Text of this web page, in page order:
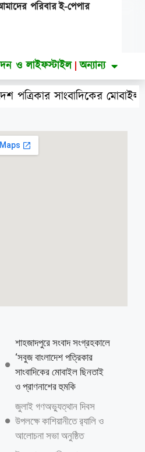
পরিবারই-পেপার
ও লাইফস্টাইল অন্যান্য
সাংবাদিকের মোবাইল
শাহজাদপুরে সংবাদ সংগ্রহকালে
‘সবুজ বাংলাদেশ পত্রিকার
সাংবাদিকের মোবাইল ছিনতাই
ও প্রাণনাশের হুমকি
জুলাই গণঅভ্যুত্থান দিবস
উপলক্ষে কাশিয়ানীতে র‍্যালি ও
আলোচনা সভা অনুষ্ঠিত